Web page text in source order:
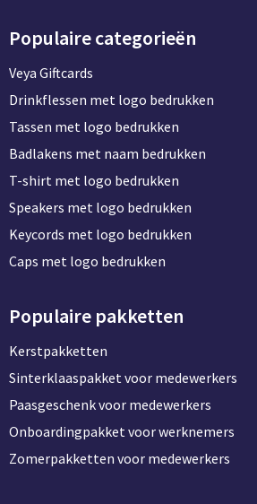
Populaire categorieën
Veya Giftcards
Drinkflessen met logo bedrukken
Tassen met logo bedrukken
Badlakens met naam bedrukken
T-shirt met logo bedrukken
Speakers met logo bedrukken
Keycords met logo bedrukken
Caps met logo bedrukken
Populaire pakketten
Kerstpakketten
Sinterklaaspakket voor medewerkers
Paasgeschenk voor medewerkers
Onboardingpakket voor werknemers
Zomerpakketten voor medewerkers